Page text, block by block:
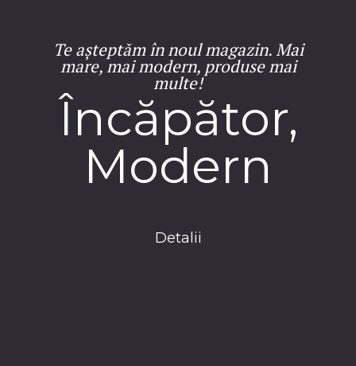
Te așteptăm în noul magazin. Mai
mare, mai modern, produse mai
multe!
Încăpător,
Modern
Detalii